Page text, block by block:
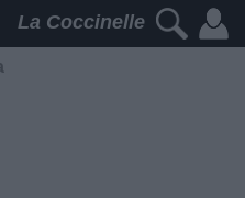
La Coccinelle